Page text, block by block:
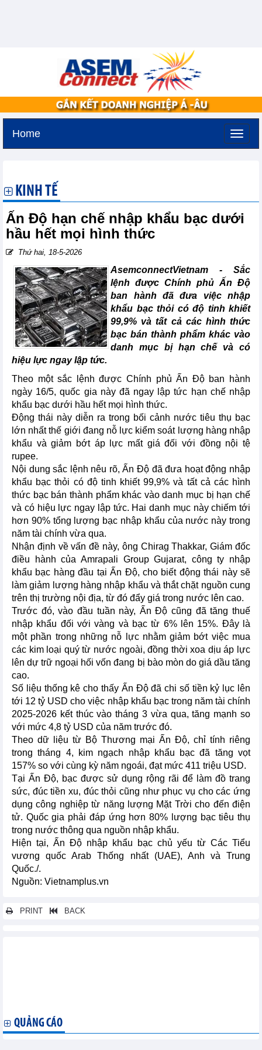
Home
KINH TẾ
Ấn Độ hạn chế nhập khẩu bạc dưới
hầu hết mọi hình thức
Thứ hai, 18-5-2026
AsemconnectVietnam - Sắc
lệnh được Chính phủ Ấn Độ
ban hành đã đưa việc nhập
khẩu bạc thỏi có độ tinh khiết
99,9% và tất cả các hình thức
bạc bán thành phẩm khác vào
danh mục bị hạn chế và có
hiệu lực ngay lập tức.
Theo một sắc lệnh được Chính phủ Ấn Độ ban hành
ngày 16/5, quốc gia này đã ngay lập tức hạn chế nhập
khẩu bạc dưới hầu hết mọi hình thức.
Động thái này diễn ra trong bối cảnh nước tiêu thụ bạc
lớn nhất thế giới đang nỗ lực kiểm soát lượng hàng nhập
khẩu và giảm bớt áp lực mất giá đối với đồng nội tệ
rupee.
Nội dung sắc lệnh nêu rõ, Ấn Độ đã đưa hoạt động nhập
khẩu bạc thỏi có độ tinh khiết 99,9% và tất cả các hình
thức bạc bán thành phẩm khác vào danh mục bị hạn chế
và có hiệu lực ngay lập tức. Hai danh mục này chiếm tới
hơn 90% tổng lượng bạc nhập khẩu của nước này trong
năm tài chính vừa qua.
Nhận định về vấn đề này, ông Chirag Thakkar, Giám đốc
điều hành của Amrapali Group Gujarat, công ty nhập
khẩu bạc hàng đầu tại Ấn Độ, cho biết động thái này sẽ
làm giảm lượng hàng nhập khẩu và thắt chặt nguồn cung
trên thị trường nội địa, từ đó đẩy giá trong nước lên cao.
Trước đó, vào đầu tuần này, Ấn Độ cũng đã tăng thuế
nhập khẩu đối với vàng và bạc từ 6% lên 15%. Đây là
một phần trong những nỗ lực nhằm giảm bớt việc mua
các kim loại quý từ nước ngoài, đồng thời xoa dịu áp lực
lên dự trữ ngoại hối vốn đang bị bào mòn do giá dầu tăng
cao.
Số liệu thống kê cho thấy Ấn Độ đã chi số tiền kỷ lục lên
tới 12 tỷ USD cho việc nhập khẩu bạc trong năm tài chính
2025-2026 kết thúc vào tháng 3 vừa qua, tăng mạnh so
với mức 4,8 tỷ USD của năm trước đó.
Theo dữ liệu từ Bộ Thương mại Ấn Độ, chỉ tính riêng
trong tháng 4, kim ngạch nhập khẩu bạc đã tăng vọt
157% so với cùng kỳ năm ngoái, đạt mức 411 triệu USD.
Tại Ấn Độ, bạc được sử dụng rộng rãi để làm đồ trang
sức, đúc tiền xu, đúc thỏi cũng như phục vụ cho các ứng
dụng công nghiệp từ năng lượng Mặt Trời cho đến điện
tử. Quốc gia phải đáp ứng hơn 80% lượng bạc tiêu thụ
trong nước thông qua nguồn nhập khẩu.
Hiện tại, Ấn Độ nhập khẩu bạc chủ yếu từ Các Tiểu
vương quốc Arab Thống nhất (UAE), Anh và Trung
Quốc./.
Nguồn: Vietnamplus.vn
PRINT BACK
QUẢNG CÁO